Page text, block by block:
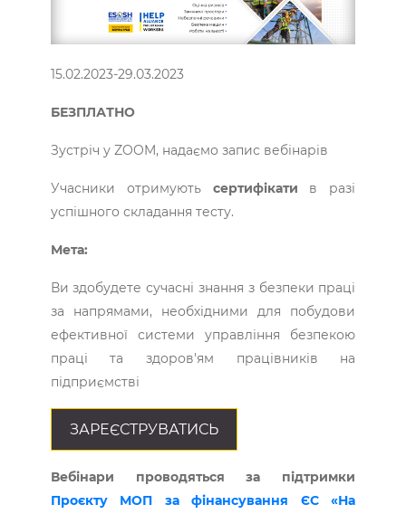
15.02.2023-29.03.2023
БЕЗПЛАТНО
Зустріч у ZOOM, надаємо запис вебінарів
Учасники отримують сертифікати в разі
успішного складання тесту.
Мета:
Ви здобудете сучасні знання з безпеки праці
за напрямами, необхідними для побудови
ефективної системи управління безпекою
праці та здоров'ям працівників на
підприємстві
ЗАРЕЄСТРУВАТИСЬ
Вебінари проводяться за підтримки
Проєкту МОП за фінансування ЄС «На